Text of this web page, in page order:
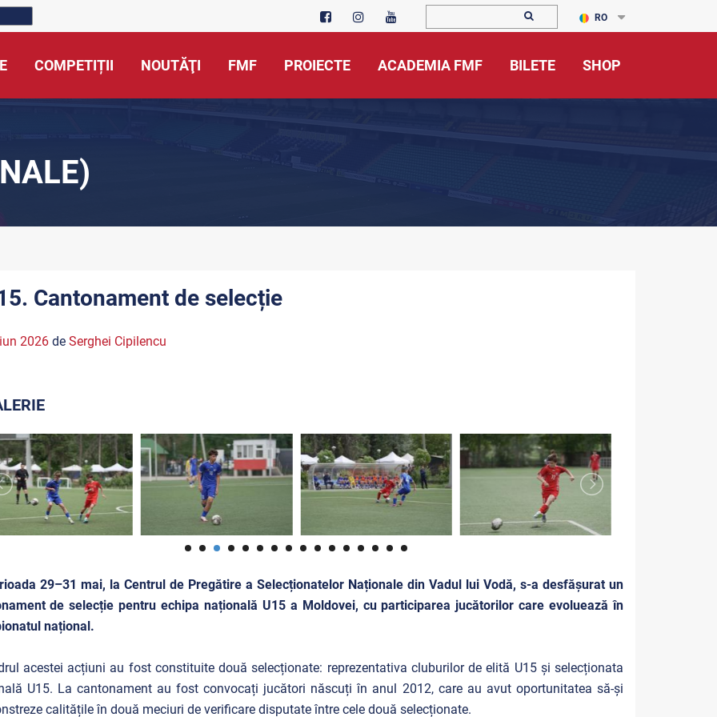
RO
COMPETIȚII NOUTĂŢI FMF PROIECTE ACADEMIA FMF BILETE SHOP
Cantonament de selecție
2026de Serghei Cipilencu
29–31 mai, la Centrul de Pregătire a Selecționatelor Naționale din Vadul lui Vodă, s-a desfășurat un
de selecție pentru echipa națională U15 a Moldovei, cu participarea jucătorilor care evoluează în
național.
acestei acțiuni au fost constituite două selecționate: reprezentativa cluburilor de elită U15 și selecționata
U15. La cantonament au fost convocați jucători născuți în anul 2012, care au avut oportunitatea să-și
calitățile în două meciuri de verificare disputate între cele două selecționate.